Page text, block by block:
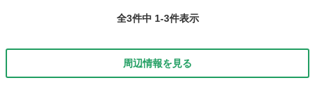
全3件中 1-3件表示
周辺情報を見る